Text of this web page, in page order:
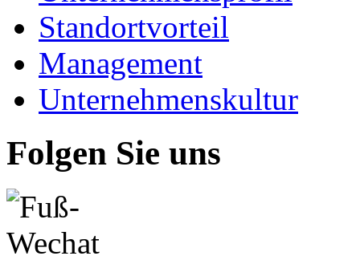
Standortvorteil
Management
Unternehmenskultur
Folgen Sie uns